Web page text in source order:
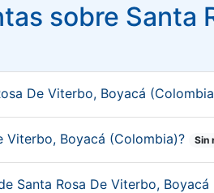
sobre Santa
De Viterbo, Boyacá
Viterbo, Boyacá (Colombia)? Sin
Santa Rosa De Viterbo,